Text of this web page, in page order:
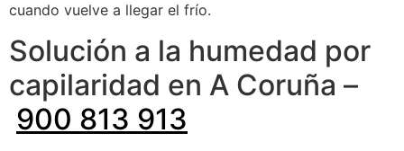
cuando vuelve a llegar el frío.
Solución a la humedad por
capilaridad en A Coruña –
900 813 913